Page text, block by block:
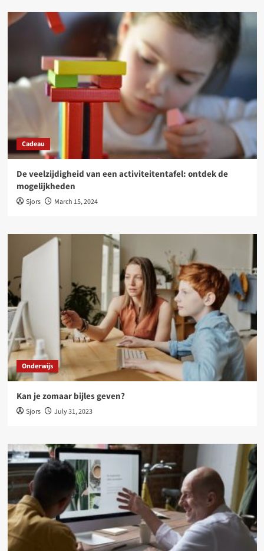
Cadeau
De veelzijdigheid van een activiteitentafel: ontdek de
mogelijkheden
Sjors March 15, 2024
Onderwijs
Kan je zomaar bijles geven?
Sjors July 31, 2023